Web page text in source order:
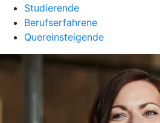
Studierende
Berufserfahrene
Quereinsteigende